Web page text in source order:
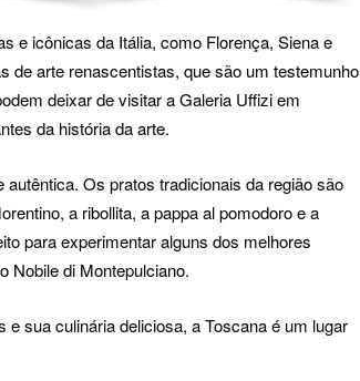
e icônicas da Itália, como Florença, Siena e
de arte renascentistas, que são um testemunho
deixar de visitar a Galeria Uffizi em
da história da arte.
Os pratos tradicionais da região são
a ribollita, a pappa al pomodoro e a
para experimentar alguns dos melhores
Nobile di Montepulciano.
sua culinária deliciosa, a Toscana é um lugar